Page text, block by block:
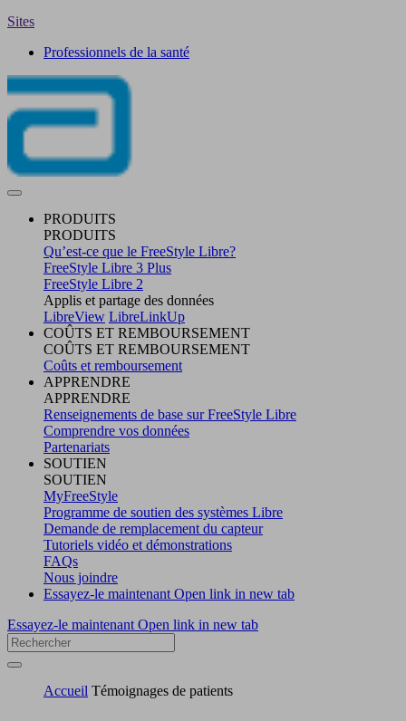
Sites
Professionnels de la santé
PRODUITS
PRODUITS
Qu’est-ce que le FreeStyle Libre?
FreeStyle Libre 3 Plus
FreeStyle Libre 2
Applis et partage des données
LibreView LibreLinkUp
COÛTS ET REMBOURSEMENT
COÛTS ET REMBOURSEMENT
Coûts et remboursement
APPRENDRE
APPRENDRE
Renseignements de base sur FreeStyle Libre
Comprendre vos données
Partenariats
SOUTIEN
SOUTIEN
MyFreeStyle
Programme de soutien des systèmes Libre
Demande de remplacement du capteur
Tutoriels vidéo et démonstrations
FAQs
Nous joindre
Essayez-le maintenant Open link in new tab
Essayez-le maintenant Open link in new tab
Accueil Témoignages de patients